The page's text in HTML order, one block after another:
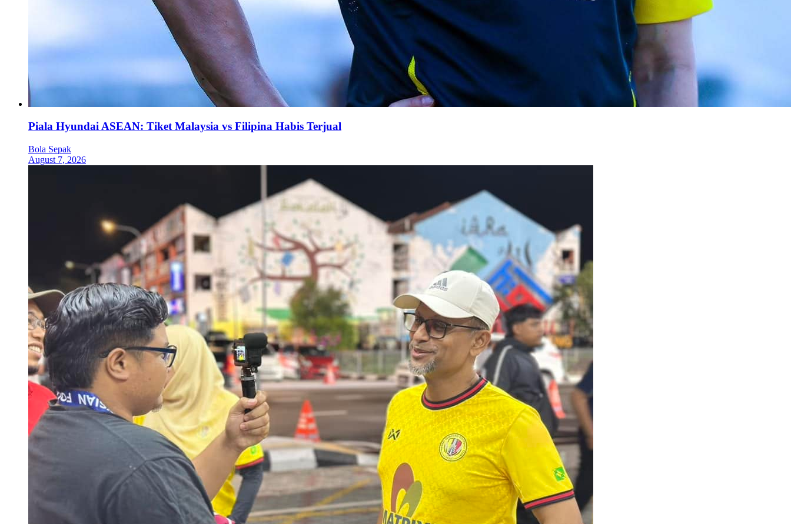
Piala Hyundai ASEAN: Tiket Malaysia vs Filipina Habis Terjual
Bola Sepak
August 7, 2026